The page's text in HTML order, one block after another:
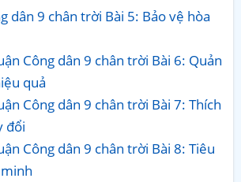
dân 9 chân trời Bài 5: Bảo vệ hòa
Công dân 9 chân trời Bài 6: Quản
quả
Công dân 9 chân trời Bài 7: Thích
đổi
Công dân 9 chân trời Bài 8: Tiêu